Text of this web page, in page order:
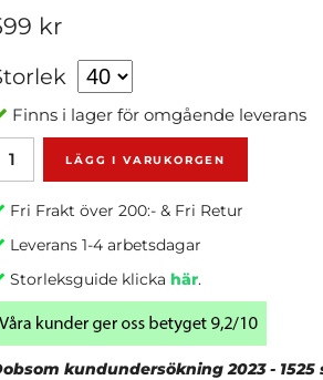
kr
Finns i lager för omgående leverans
LÄGG I VARUKORGEN
Fri Frakt över 200:- & Fri Retur
Leverans 1-4 arbetsdagar
Storleksguide klickahär.
kundundersökning 2023 - 1525